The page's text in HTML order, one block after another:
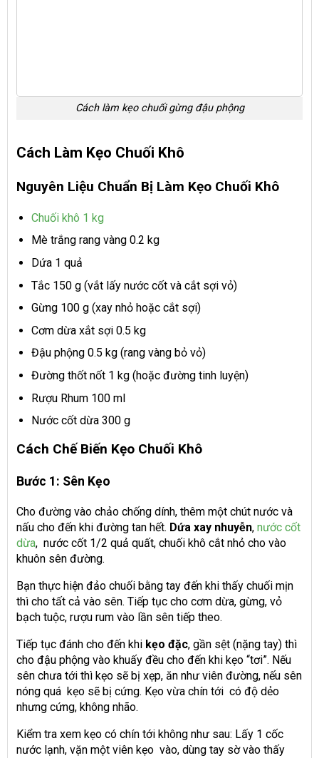
Cách làm kẹo chuối gừng đậu phộng
Cách Làm Kẹo Chuối Khô
Nguyên Liệu Chuẩn Bị Làm Kẹo Chuối Khô
Chuối khô 1 kg
Mè trắng rang vàng 0.2 kg
Dứa 1 quả
Tắc 150 g (vắt lấy nước cốt và cắt sợi vỏ)
Gừng 100 g (xay nhỏ hoặc cắt sợi)
Cơm dừa xắt sợi 0.5 kg
Đậu phộng 0.5 kg (rang vàng bỏ vỏ)
Đường thốt nốt 1 kg (hoặc đường tinh luyện)
Rượu Rhum 100 ml
Nước cốt dừa 300 g
Cách Chế Biến Kẹo Chuối Khô
Bước 1: Sên Kẹo
Cho đường vào chảo chống dính, thêm một chút nước và
nấu cho đến khi đường tan hết. Dứa xay nhuyễn, nước cốt
dừa, nước cốt 1/2 quả quất, chuối khô cắt nhỏ cho vào
khuôn sên đường.
Bạn thực hiện đảo chuối bằng tay đến khi thấy chuối mịn
thì cho tất cả vào sên. Tiếp tục cho cơm dừa, gừng, vỏ
bạch tuộc, rượu rum vào lần sên tiếp theo.
Tiếp tục đánh cho đến khi kẹo đặc, gần sệt (nặng tay) thì
cho đậu phộng vào khuấy đều cho đến khi kẹo “tơi”. Nếu
sên chưa tới thì kẹo sẽ bị xẹp, ăn như viên đường, nếu sên
nóng quá kẹo sẽ bị cứng. Kẹo vừa chín tới có độ dẻo
nhưng cứng, không nhão.
Kiểm tra xem kẹo có chín tới không như sau: Lấy 1 cốc
nước lạnh, vặn một viên kẹo vào, dùng tay sờ vào thấy